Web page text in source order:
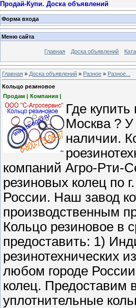
Продай-Купи. Доска объявлений
Форма входа
Меню сайта
Главная Доска объявлений
Главная » Доска объявлений » Разное » Разное...
Кольцо резиновое
Продам | Компания |
Где
Москва ? У
наличии.
компаний Агро-Рти-
резиновых колец по
России. Наш завод
производственным
Кольцо резиновое в
предоставить: 1)
резинотехнических
любом городе
колец. Предоставим
уплотнительные